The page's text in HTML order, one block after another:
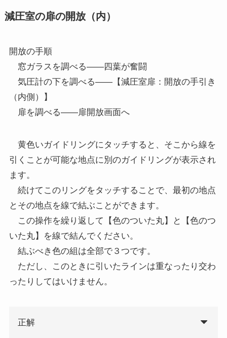
減圧室の扉の開放（内）
開放の手順
窓ガラスを調べる――四葉が奮闘
気圧計の下を調べる――【減圧室扉：開放の手引き
（内側）】
扉を調べる――扉開放画面へ
黄色いガイドリングにタッチすると、そこから線を
引くことが可能な地点に別のガイドリングが表示され
ます。
続けてこのリングをタッチすることで、最初の地点
とその地点を線で結ぶことができます。
この操作を繰り返して【色のついた丸】と【色のつ
いた丸】を線で結んでください。
結ぶべき色の組は全部で３つです。
ただし、このときに引いたラインは重なったり交わ
ったりしてはいけません。
正解